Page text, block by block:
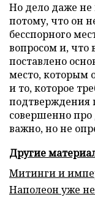
Но дело даже не
потому, что он
бесспорного
вопросом и, что
поставлено
место, которым
и то, которое
подтверждения
совершенно про
важно, но не
Другие
Митинги и
Наполеон уже